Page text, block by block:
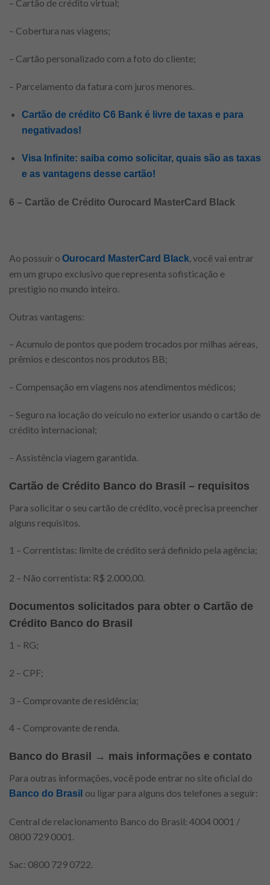
– Cartão de crédito virtual;
– Cobertura nas viagens;
– Cartão personalizado com a foto do cliente;
– Parcelamento da fatura com juros menores.
Cartão de crédito C6 Bank é livre de taxas e para
negativados!
Visa Infinite: saiba como solicitar, quais são as taxas
e as vantagens desse cartão!
6 – Cartão de Crédito Ourocard MasterCard Black
Ao possuir o Ourocard MasterCard Black, você vai entrar
em um grupo exclusivo que representa sofisticação e
prestigio no mundo inteiro.
Outras vantagens:
– Acumulo de pontos que podem trocados por milhas aéreas,
prêmios e descontos nos produtos BB;
– Compensação em viagens nos atendimentos médicos;
– Seguro na locação do veículo no exterior usando o cartão de
crédito internacional;
– Assistência viagem garantida.
Cartão de Crédito Banco do Brasil – requisitos
Para solicitar o seu cartão de crédito, você precisa preencher
alguns requisitos.
1 – Correntistas: limite de crédito será definido pela agência;
2 – Não correntista: R$ 2.000,00.
Documentos solicitados para obter o Cartão de
Crédito Banco do Brasil
1 – RG;
2 – CPF;
3 – Comprovante de residência;
4 – Comprovante de renda.
Banco do Brasil → mais informações e contato
Para outras informações, você pode entrar no site oficial do
Banco do Brasil ou ligar para alguns dos telefones a seguir:
Central de relacionamento Banco do Brasil: 4004 0001 /
0800 729 0001.
Sac: 0800 729 0722.